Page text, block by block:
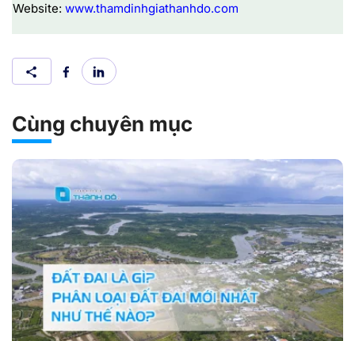
Website: www.thamdinhgiathanhdo.com
Cùng chuyên mục